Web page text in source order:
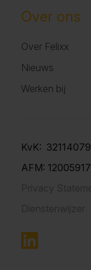
Over ons
Over Felixx
Nieuws
Werken bij
KvK: 32114079
AFM: 12005917